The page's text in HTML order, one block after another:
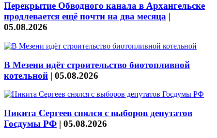
Перекрытие Обводного канала в Архангельске
продлевается ещё почти на два месяца |
05.08.2026
В Мезени идёт строительство биотопливной
котельной | 05.08.2026
Никита Сергеев снялся с выборов депутатов
Госдумы РФ | 05.08.2026